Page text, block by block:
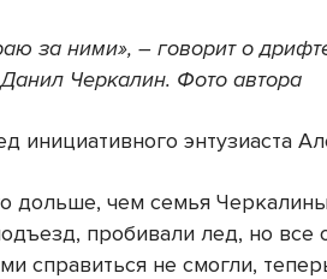
за ними», – говорит о
Данил Черкалин. Фото автора
инициативного энтузиаста
дольше, чем семья
пробивали лед, но все
справиться не смогли,